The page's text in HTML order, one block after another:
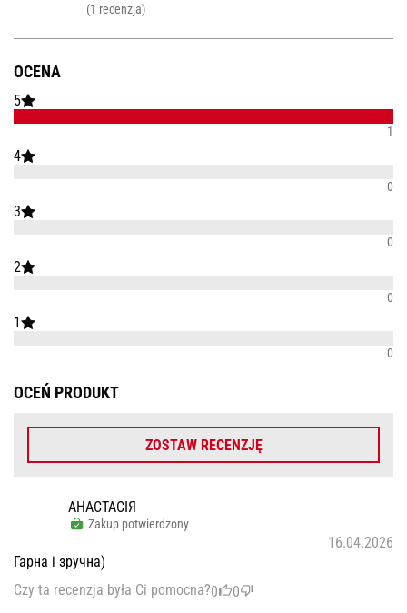
OCENA
5
1
4
0
3
0
2
0
1
0
(1 recenzja)
OCEŃ PRODUKT
ZOSTAW RECENZJĘ
АНАСТАСІЯ
Zakup potwierdzony
16.04.2026
Гарна і зручна)
Czy ta recenzja była Ci pomocna?0 0